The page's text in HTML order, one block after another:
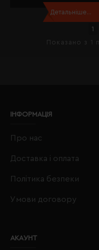
Детальніше...
1
Показано з 1
ІНФОРМАЦІЯ
Про нас
Доставка і оплата
Політика безпеки
Умови договору
АКАУНТ